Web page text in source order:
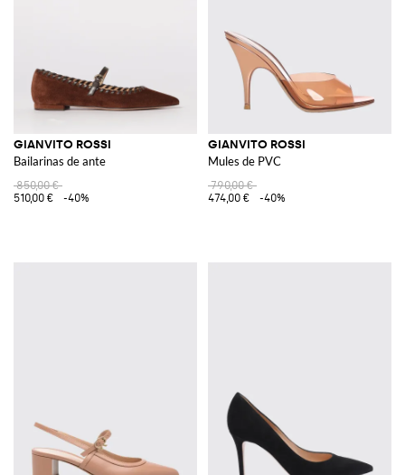
GIANVITO ROSSI
Bailarinas de ante
850,00 €
510,00 €
-40%
GIANVITO ROSSI
Mules de PVC
790,00 €
474,00 €
-40%